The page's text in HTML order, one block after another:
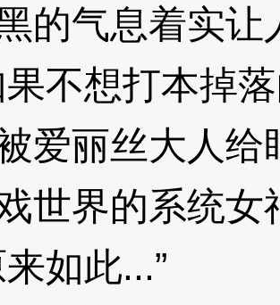
的气息着实让
想打本掉落
爱丽丝大人
世界的系统女
如此...”